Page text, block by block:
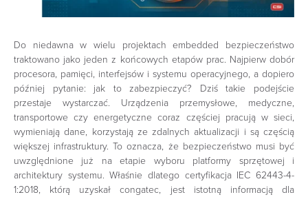
Do niedawna w wielu projektach embedded bezpieczeństwo
traktowano jako jeden z końcowych etapów prac. Najpierw dobór
procesora, pamięci, interfejsów i systemu operacyjnego, a dopiero
później pytanie: jak to zabezpieczyć? Dziś takie podejście
przestaje wystarczać. Urządzenia przemysłowe, medyczne,
transportowe czy energetyczne coraz częściej pracują w sieci,
wymieniają dane, korzystają ze zdalnych aktualizacji i są częścią
większej infrastruktury. To oznacza, że bezpieczeństwo musi być
uwzględnione już na etapie wyboru platformy sprzętowej i
architektury systemu. Właśnie dlatego certyfikacja IEC 62443-4-
1:2018, którą uzyskał congatec, jest istotną informacją dla